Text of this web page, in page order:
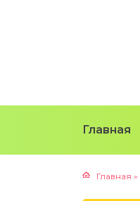
Главная
Главная »